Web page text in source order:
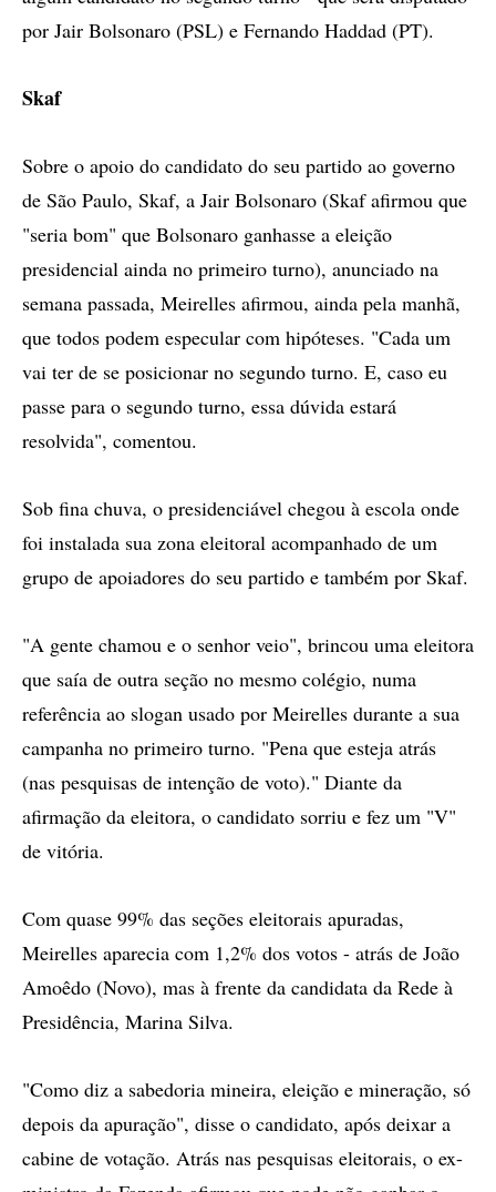
por Jair Bolsonaro (PSL) e Fernando Haddad (PT).
Skaf
Sobre o apoio do candidato do seu partido ao governo
de São Paulo, Skaf, a Jair Bolsonaro (Skaf afirmou que
"seria bom" que Bolsonaro ganhasse a eleição
presidencial ainda no primeiro turno), anunciado na
semana passada, Meirelles afirmou, ainda pela manhã,
que todos podem especular com hipóteses. "Cada um
vai ter de se posicionar no segundo turno. E, caso eu
passe para o segundo turno, essa dúvida estará
resolvida", comentou.
Sob fina chuva, o presidenciável chegou à escola onde
foi instalada sua zona eleitoral acompanhado de um
grupo de apoiadores do seu partido e também por Skaf.
"A gente chamou e o senhor veio", brincou uma eleitora
que saía de outra seção no mesmo colégio, numa
referência ao slogan usado por Meirelles durante a sua
campanha no primeiro turno. "Pena que esteja atrás
(nas pesquisas de intenção de voto)." Diante da
afirmação da eleitora, o candidato sorriu e fez um "V"
de vitória.
Com quase 99% das seções eleitorais apuradas,
Meirelles aparecia com 1,2% dos votos - atrás de João
Amoêdo (Novo), mas à frente da candidata da Rede à
Presidência, Marina Silva.
"Como diz a sabedoria mineira, eleição e mineração, só
depois da apuração", disse o candidato, após deixar a
cabine de votação. Atrás nas pesquisas eleitorais, o ex-